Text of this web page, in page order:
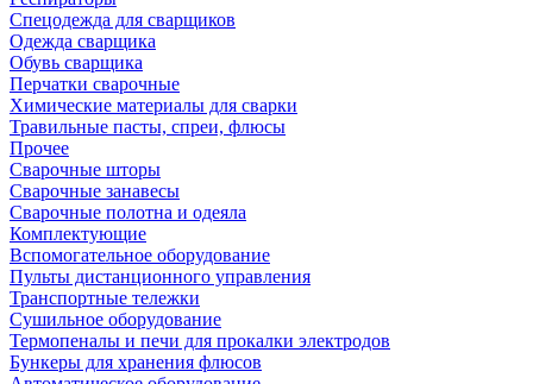
Спецодежда для сварщиков
Одежда сварщика
Обувь сварщика
Перчатки сварочные
Химические материалы для сварки
Травильные пасты, спреи, флюсы
Прочее
Сварочные шторы
Сварочные занавесы
Сварочные полотна и одеяла
Комплектующие
Вспомогательное оборудование
Пульты дистанционного управления
Транспортные тележки
Сушильное оборудование
Термопеналы и печи для прокалки электродов
Бункеры для хранения флюсов